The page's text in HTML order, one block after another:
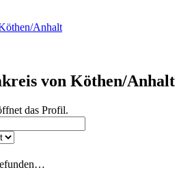
Anhalt
von Köthen/Anhalt
das Profil.